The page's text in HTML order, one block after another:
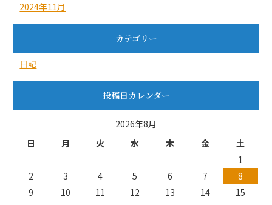
2024年11月
カテゴリー
日記
投稿日カレンダー
2026年8月
日
月 火 水 木 金
土
1
2
3 4 5 6 7
8
9
10 11 12 13 14
15